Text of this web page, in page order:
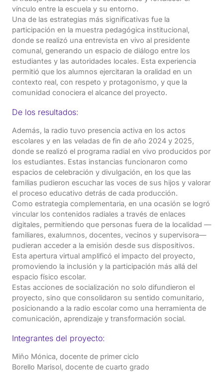
vínculo entre la escuela y su entorno.
Una de las estrategias más significativas fue la
participación en la muestra pedagógica institucional,
donde se realizó una entrevista en vivo al presidente
comunal, generando un espacio de diálogo entre los
estudiantes y las autoridades locales. Esta experiencia
permitió que los alumnos ejercitaran la oralidad en un
contexto real, con respeto y protagonismo, y que la
comunidad conociera el alcance del proyecto.
De los resultados:
Además, la radio tuvo presencia activa en los actos
escolares y en las veladas de fin de año 2024 y 2025,
donde se realizó el programa radial en vivo producidos por
los estudiantes. Estas instancias funcionaron como
espacios de celebración y divulgación, en los que las
familias pudieron escuchar las voces de sus hijos y valorar
el proceso educativo detrás de cada producción.
Como estrategia complementaria, en una ocasión se logró
vincular los contenidos radiales a través de enlaces
digitales, permitiendo que personas fuera de la localidad —
familiares, exalumnos, docentes, vecinos y supervisora—
pudieran acceder a la emisión desde sus dispositivos.
Esta apertura virtual amplificó el impacto del proyecto,
promoviendo la inclusión y la participación más allá del
espacio físico escolar.
Estas acciones de socialización no solo difundieron el
proyecto, sino que consolidaron su sentido comunitario,
posicionando a la radio escolar como una herramienta de
comunicación, aprendizaje y transformación social.
Integrantes del proyecto:
Miño Mónica, docente de primer ciclo
Borello Marisol, docente de cuarto grado